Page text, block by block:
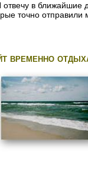
отвечу в ближайшие
точно
временно